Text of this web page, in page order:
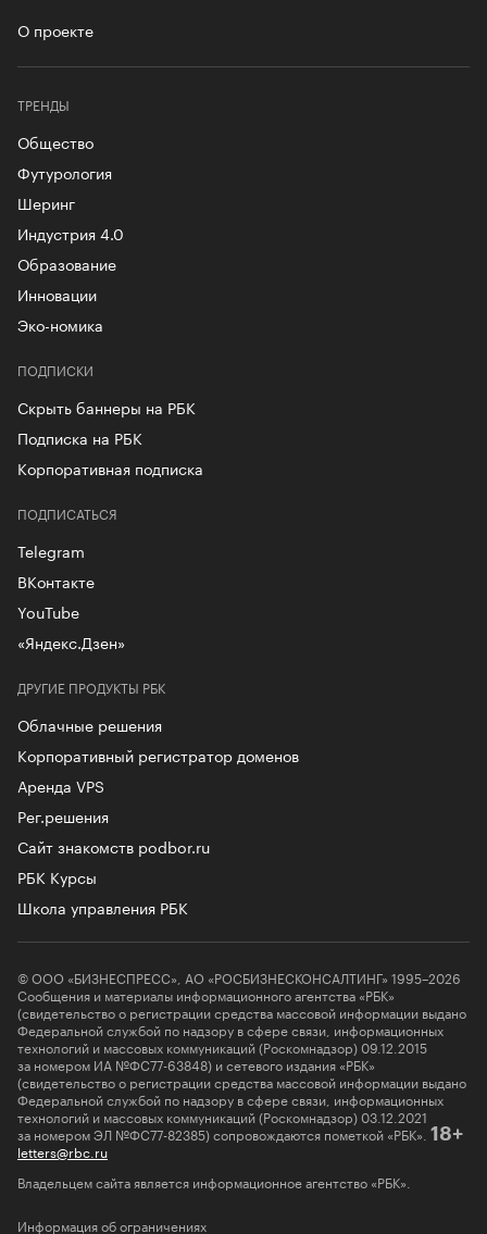
О проекте
ТРЕНДЫ
Общество
Футурология
Шеринг
Индустрия 4.0
Образование
Инновации
Эко-номика
ПОДПИСКИ
Скрыть баннеры на РБК
Подписка на РБК
Корпоративная подписка
ДРУГИЕ ПРОДУКТЫ РБК
Облачные решения
Корпоративный регистратор доменов
Аренда VPS
Рег.решения
Сайт знакомств podbor.ru
РБК Курсы
Школа управления РБК
ПОДПИСАТЬСЯ
Telegram
ВКонтакте
YouTube
«Яндекс.Дзен»
© ООО «БИЗНЕСПРЕСС», АО «РОСБИЗНЕСКОНСАЛТИНГ» 1995–2026
Сообщения и материалы информационного агентства «РБК»
(свидетельство о регистрации средства массовой информации выдано
Федеральной службой по надзору в сфере связи, информационных
технологий и массовых коммуникаций (Роскомнадзор) 09.12.2015
за номером ИА №ФС77-63848) и сетевого издания «РБК»
(свидетельство о регистрации средства массовой информации выдано
Федеральной службой по надзору в сфере связи, информационных
технологий и массовых коммуникаций (Роскомнадзор) 03.12.2021
за номером ЭЛ №ФС77-82385) сопровождаются пометкой «РБК». 18+
letters@rbc.ru
Владельцем сайта является информационное агентство «РБК».
Информация об ограничениях